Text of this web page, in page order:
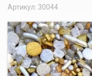
Артикул: 30044